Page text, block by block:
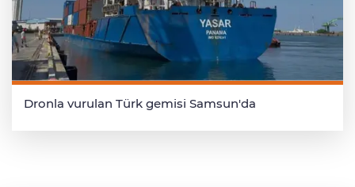
Dronla vurulan Türk gemisi Samsun'da